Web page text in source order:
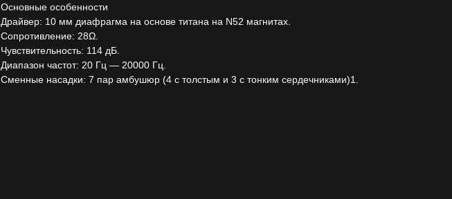
Основные особенности
Драйвер: 10 мм диафрагма на основе титана на N52 магнитах.
Сопротивление: 28Ω.
Чувствительность: 114 дБ.
Диапазон частот: 20 Гц — 20000 Гц.
Сменные насадки: 7 пар амбушюр (4 с толстым и 3 с тонким сердечниками)1.